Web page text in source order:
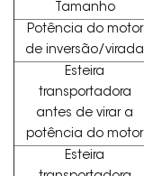
Tamanho
Potência do motor
de inversão/virada
Esteira
transportadora
antes de virar a
potência do motor
Esteira